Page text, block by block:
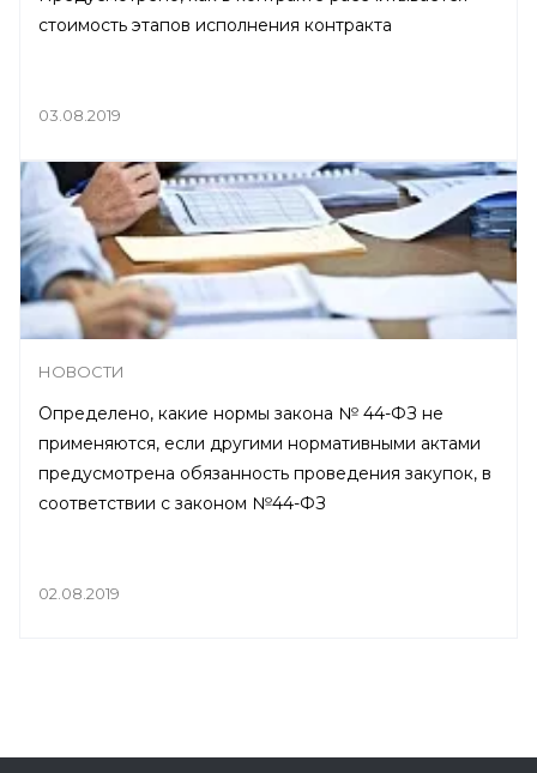
стоимость этапов исполнения контракта
03.08.2019
НОВОСТИ
Определено, какие нормы закона № 44-ФЗ не
применяются, если другими нормативными актами
предусмотрена обязанность проведения закупок, в
соответствии с законом №44-ФЗ
02.08.2019